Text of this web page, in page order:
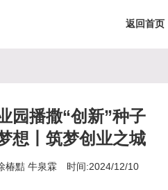
返回首页
园播撒“创新”种子
想丨筑梦创业之城
椿黠 牛泉霖 时间:2024/12/10